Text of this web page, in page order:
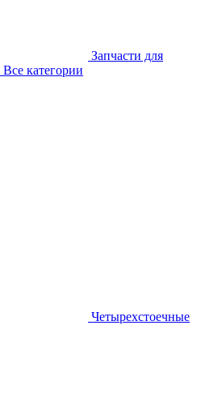
Запчасти для
Все категории
Четырехстоечные